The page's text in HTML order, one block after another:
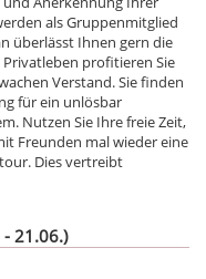
als Gruppenmitglied
überlässt Ihnen gern die
profitieren Sie
Verstand. Sie finden
für ein unlösbar
Nutzen Sie Ihre freie Zeit,
Freunden mal wieder eine
Dies vertreibt
21.06.)